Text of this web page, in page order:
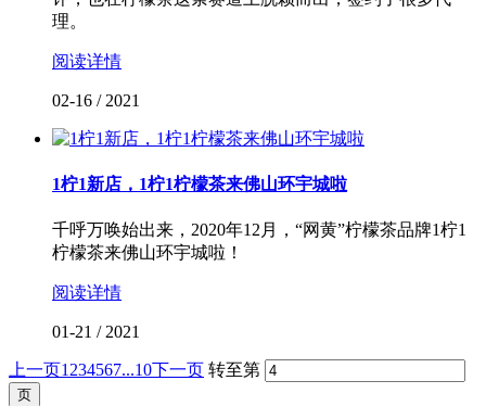
理。
阅读详情
02-16 / 2021
1柠1新店，1柠1柠檬茶来佛山环宇城啦
千呼万唤始出来，2020年12月，“网黄”柠檬茶品牌1柠1
柠檬茶来佛山环宇城啦！
阅读详情
01-21 / 2021
上一页1 234567...10下一页 转至第